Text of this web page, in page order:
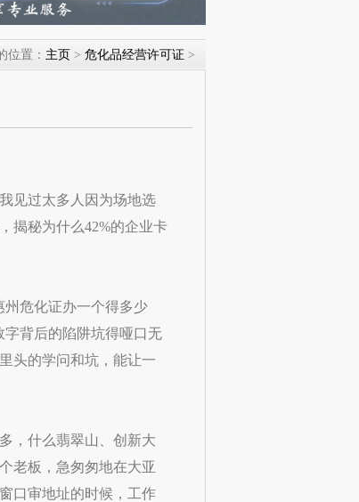
位置： 主页 > 危化品经营许可证 >
见过太多人因为场地选
揭秘为什么42%的企业卡
州危化证办一个得多少
背后的陷阱坑得哑口无
头的学问和坑，能让一
，什么翡翠山、创新大
老板，急匆匆地在大亚
口审地址的时候，工作